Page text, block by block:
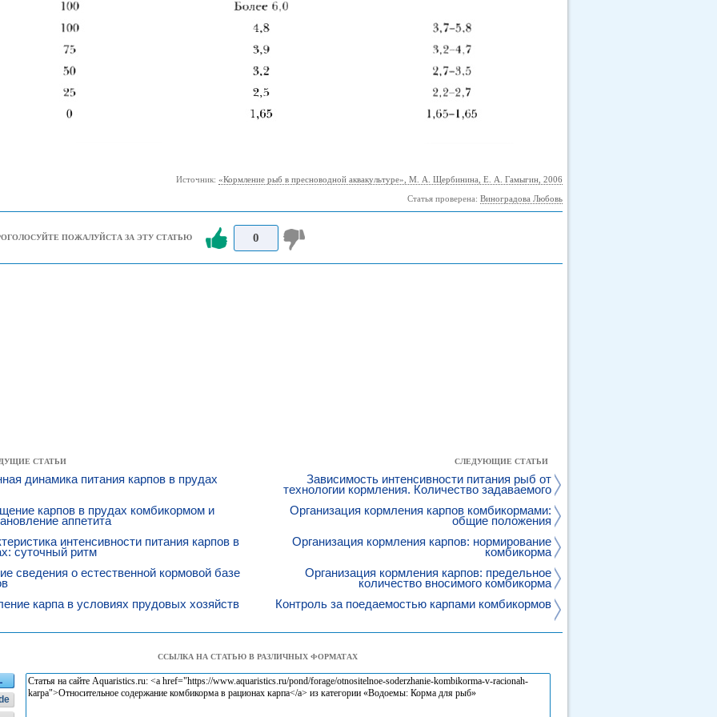
Источник: «Кормление рыб в пресноводной аквакультуре», М. А. Щербинина, Е. А. Гамыгин, 2006
Статья проверена: Виноградова Любовь
ПОЖАЛУЙСТА ЗА ЭТУ СТАТЬЮ 0
СТАТЬИ
динамика питания карпов в прудах
карпов в прудах комбикормом и
аппетита
интенсивности питания карпов в
суточный ритм
сведения о естественной кормовой базе
карпа в условиях прудовых хозяйств
СЛЕДУЮЩИЕ СТАТЬИ
Зависимость интенсивности питания рыб от
технологии кормления. Количество задаваемого
Организация кормления карпов комбикормами:
общие положения
Организация кормления карпов: нормирование
комбикорма
Организация кормления карпов: предельное
количество вносимого комбикорма
Контроль за поедаемостью карпами комбикормов
ССЫЛКА НА СТАТЬЮ В РАЗЛИЧНЫХ ФОРМАТАХ